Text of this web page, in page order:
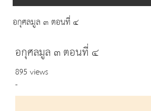
อกุศลมูล ๓ ตอนที่ ๔
อกุศลมูล ๓ ตอนที่ ๔
895 views
-